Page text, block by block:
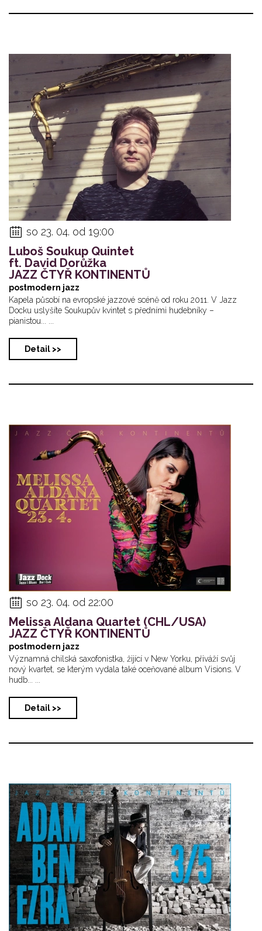
so 23. 04. od 19:00
Luboš Soukup Quintet
ft. David Dorůžka
JAZZ ČTYŘ KONTINENTŮ
postmodern jazz
Kapela působí na evropské jazzové scéně od roku 2011. V Jazz
Docku uslyšíte Soukupův kvintet s předními hudebníky –
pianistou... ...
Detail >>
so 23. 04. od 22:00
Melissa Aldana Quartet (CHL/USA)
JAZZ ČTYŘ KONTINENTŮ
postmodern jazz
Významná chilská saxofonistka, žijící v New Yorku, přiváží svůj
nový kvartet, se kterým vydala také oceňované album Visions. V
hudb... ...
Detail >>